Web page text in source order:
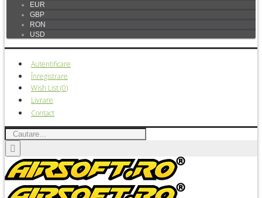
EUR
GBP
RON
USD
Autentificare
Înregistrare
Wish List (0)
Livrare
Contact